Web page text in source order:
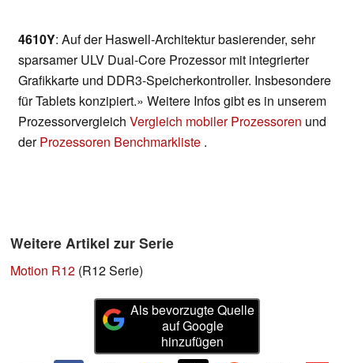
4610Y: Auf der Haswell-Architektur basierender, sehr
sparsamer ULV Dual-Core Prozessor mit integrierter
Grafikkarte und DDR3-Speicherkontroller. Insbesondere
für Tablets konzipiert.» Weitere Infos gibt es in unserem
Prozessorvergleich Vergleich mobiler Prozessoren und
derProzessoren Benchmarkliste .
Weitere Artikel zur Serie
Motion R12 (R12 Serie)
Als bevorzugte Quelle
auf Google
hinzufügen